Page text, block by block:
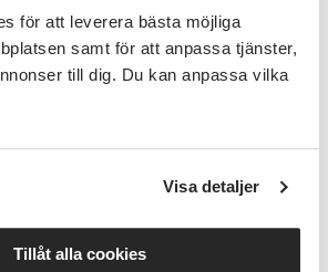
för att leverera bästa möjliga
samt för att anpassa tjänster,
till dig. Du kan anpassa vilka
Visa detaljer
Tillåt alla cookies
och stall
och utfodring
sjukdomar och parasiter
och
20:30 (sista halvtimmen är avsedd